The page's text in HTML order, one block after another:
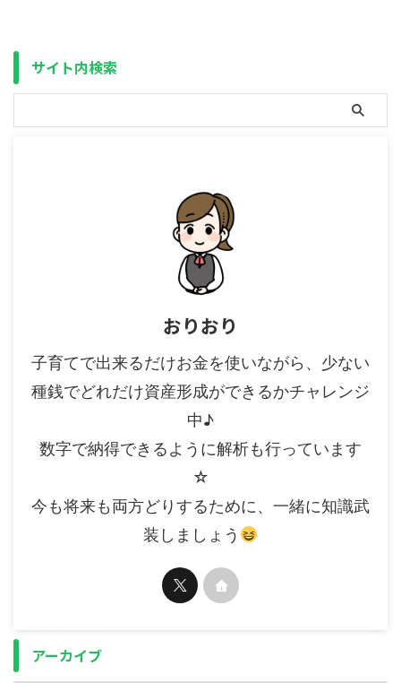
2025年の年初からの指数（トー
タルリターン）と為替の値動き
こうしてみると、指数（株価）自
サイト内検索
おりおり
子育てで出来るだけお金を使いながら、少ない
種銭でどれだけ資産形成ができるかチャレンジ
中♪
数字で納得できるように解析も行っています
☆
今も将来も両方どりするために、一緒に知識武
装しましょう
アーカイブ